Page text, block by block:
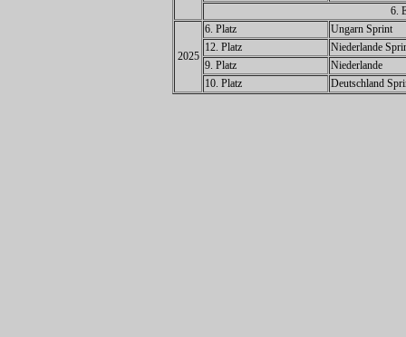
6.
2025
6. Platz
Ungarn Sprint
12. Platz
Niederlande
9. Platz
Niederlande
10. Platz
Deutschland